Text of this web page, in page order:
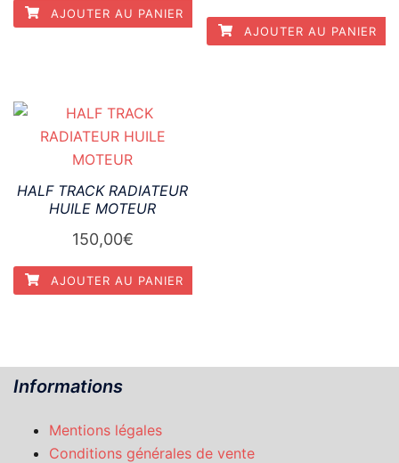
AJOUTER AU PANIER
AJOUTER AU PANIER
HALF TRACK RADIATEUR
HUILE MOTEUR
150,00€
AJOUTER AU PANIER
Informations
Mentions légales
Conditions générales de vente